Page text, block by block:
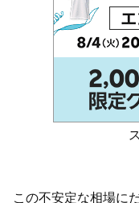
この不安定な相場に